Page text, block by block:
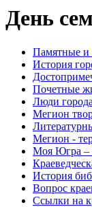
День
Памятные и
История
Почетные
Люди
Мегион
Мегион -
Моя Югра –
История
Вопрос
Ссылки на